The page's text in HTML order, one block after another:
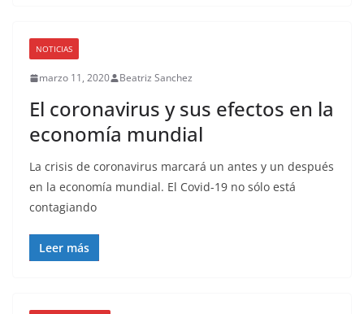
NOTICIAS
marzo 11, 2020 Beatriz Sanchez
El coronavirus y sus efectos en la
economía mundial
La crisis de coronavirus marcará un antes y un después
en la economía mundial. El Covid-19 no sólo está
contagiando
Leer más